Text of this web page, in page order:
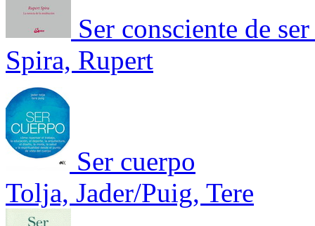
Ser consciente de
Spira, Rupert
Ser cuerpo
Tolja, Jader/Puig, Tere